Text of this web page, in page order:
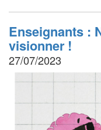
Enseignants :
visionner !
27/07/2023